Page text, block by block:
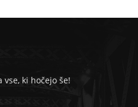
vse, ki hočejo še!